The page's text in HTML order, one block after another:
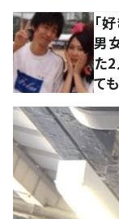
「
男
た
て